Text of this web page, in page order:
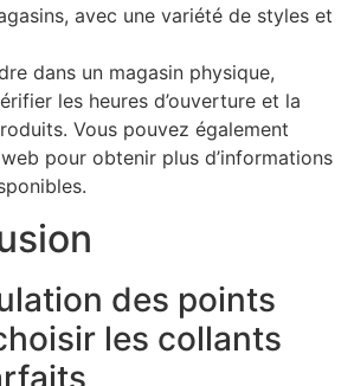
avec une variété de styles et
dans un magasin physique,
les heures d’ouverture et la
Vous pouvez également
pour obtenir plus d’informations
des points
les collants